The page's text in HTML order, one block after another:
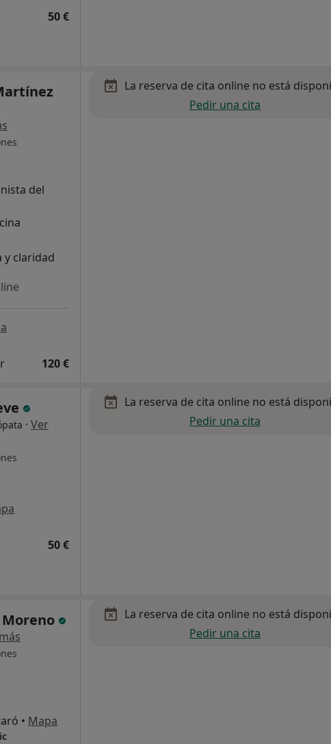
50 €
del
y claridad
120 €
La reserva de cita online no está
Pedir una cita
· Ver
50 €
La reserva de cita online no está
Pedir una cita
• Mapa
La reserva de cita online no está
Pedir una cita